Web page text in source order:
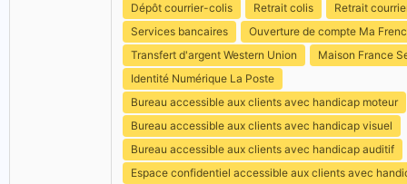
Dépôt courrier-colis
Retrait colis
Retrait
Services bancaires
Ouverture de compte Ma
Transfert d'argent Western Union
Maison France
Identité Numérique La Poste
Bureau accessible aux clients avec handicap moteur
Bureau accessible aux clients avec handicap visuel
Bureau accessible aux clients avec handicap auditif
Espace confidentiel accessible aux clients avec